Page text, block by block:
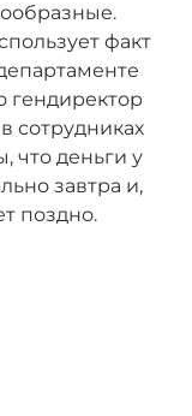
факт
гендиректор
сотрудниках
что деньги у
завтра и,
поздно.